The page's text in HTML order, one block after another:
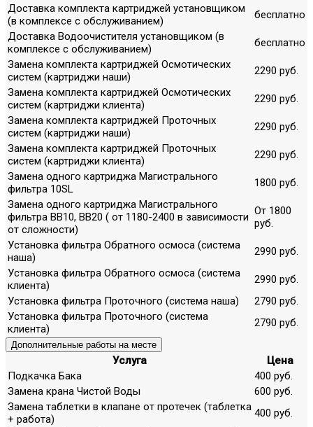
Доставка комплекта картриджей установщиком
(в комплексе с обслуживанием)
бесплатно
Доставка Водоочистителя установщиком (в
комплексе с обслуживанием)
бесплатно
Замена комплекта картриджей Осмотических
систем (картриджи наши)
2290 руб.
Замена комплекта картриджей Осмотических
систем (картриджи клиента)
2290 руб.
Замена комплекта картриджей Проточных
систем (картриджи наши)
2290 руб.
Замена комплекта картриджей Проточных
систем (картриджи клиента)
2290 руб.
Замена одного картриджа Магистрального
фильтра 10SL
1800 руб.
Замена одного картриджа Магистрального
фильтра ВВ10, ВВ20 ( от 1180-2400 в зависимости
от сложности)
От 1800
руб.
Установка фильтра Обратного осмоса (система
наша)
2990 руб.
Установка фильтра Обратного осмоса (система
клиента)
2990 руб.
Установка фильтра Проточного (система наша)
2790 руб.
Установка фильтра Проточного (система
клиента)
2790 руб.
Дополнительные работы на месте
Услуга
Цена
Подкачка Бака
400 руб.
Замена крана Чистой Воды
600 руб.
Замена таблетки в клапане от протечек (таблетка
+ работа)
400 руб.